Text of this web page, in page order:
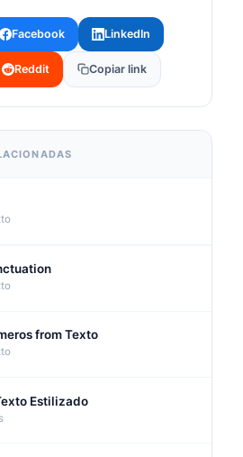
Facebook LinkedIn
Reddit Copiar link
from Texto
Estilizado